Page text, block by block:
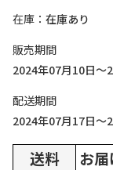
在庫
在庫あり
販売期間
2024年07月10日～
配送期間
2024年07月17日～
送料
お届